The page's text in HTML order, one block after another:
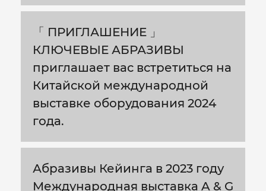
「 ПРИГЛАШЕНИЕ 」
КЛЮЧЕВЫЕ АБРАЗИВЫ
приглашает вас встретиться на
Китайской международной
выставке оборудования 2024
года.
Абразивы Кейинга в 2023 году
Международная выставка A & G